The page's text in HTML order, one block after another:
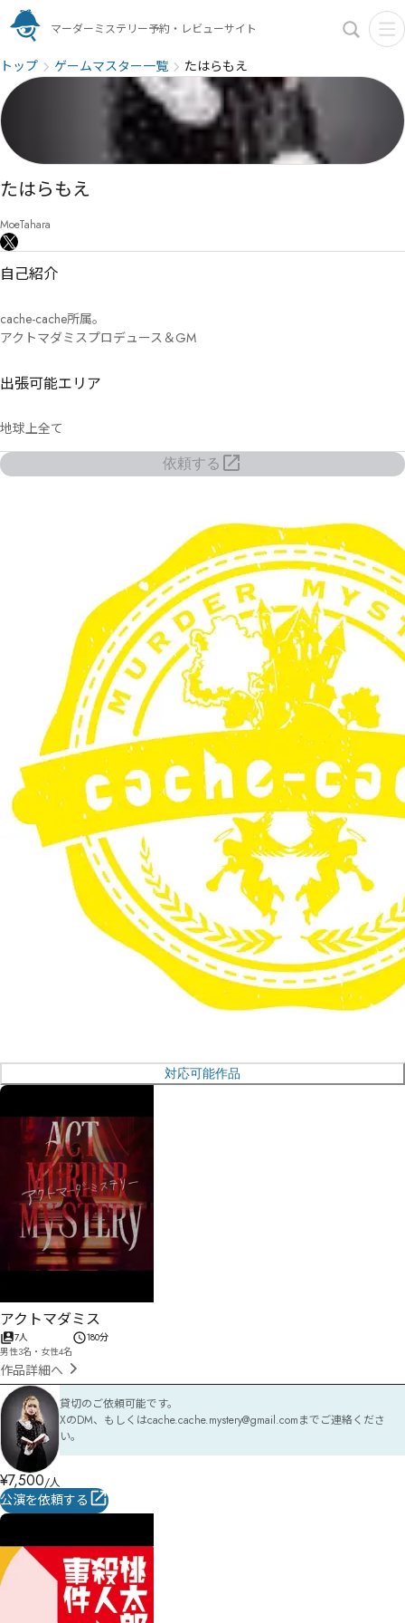
マーダーミステリー予約・レビューサイト
トップ ゲームマスター一覧 たはらもえ
たはらもえ
MoeTahara
自己紹介
cache-cache所属。
アクトマダミスプロデュース＆GM
出張可能エリア
地球上全て
依頼する
対応可能作品
アクトマダミス
7人
男性3名・女性4名
180分
作品詳細へ
貸切のご依頼可能です。
XのDM、もしくはcache.cache.mystery@gmail.comまでご連絡くださ
い。
¥7,500/人
公演を依頼する